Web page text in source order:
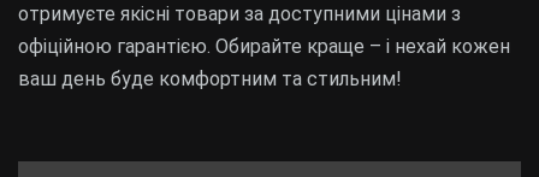
отримуєте якісні товари за доступними цінами з
офіційною гарантією. Обирайте краще – і нехай кожен
ваш день буде комфортним та стильним!